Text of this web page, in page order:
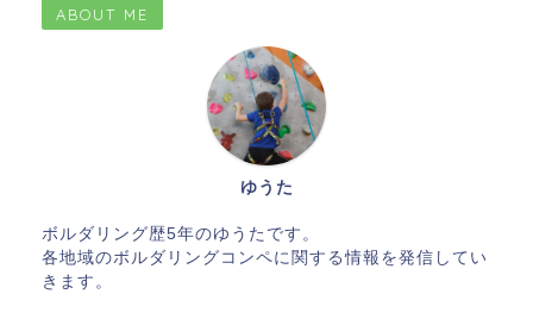
ABOUT ME
ゆうた
ボルダリング歴5年のゆうたです。
各地域のボルダリングコンペに関する情報を発信してい
きます。